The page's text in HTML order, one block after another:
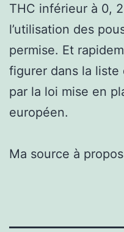
THC inférieur à 0,
l’utilisation des
permise. Et
figurer dans la liste
par la loi mise en
européen.
Ma source à